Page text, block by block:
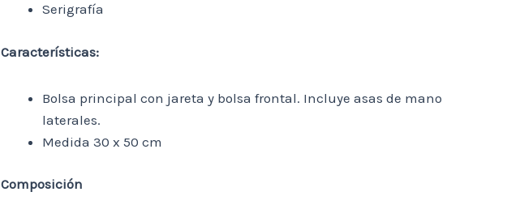
Serigrafía
Características:
Bolsa principal con jareta y bolsa frontal. Incluye asas de mano
laterales.
Medida 30 x 50 cm
Composición